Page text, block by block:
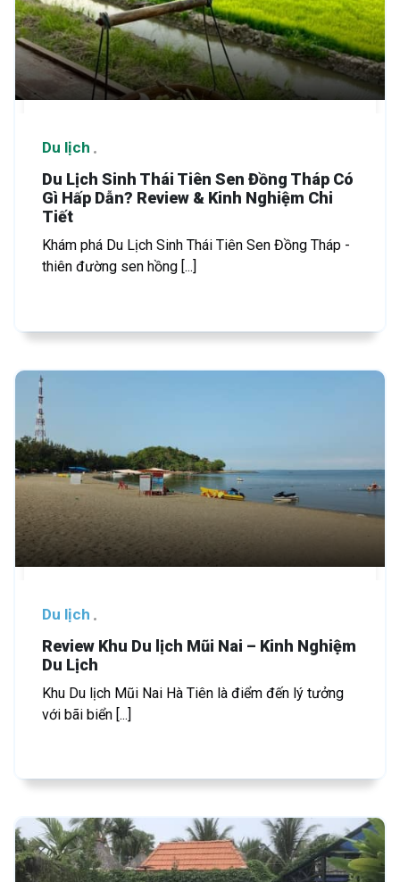
Du lịch
Du Lịch Sinh Thái Tiên Sen Đồng Tháp Có
Gì Hấp Dẫn? Review & Kinh Nghiệm Chi
Tiết
Khám phá Du Lịch Sinh Thái Tiên Sen Đồng Tháp -
thiên đường sen hồng [...]
Du lịch
Review Khu Du lịch Mũi Nai – Kinh Nghiệm
Du Lịch
Khu Du lịch Mũi Nai Hà Tiên là điểm đến lý tưởng
với bãi biển [...]